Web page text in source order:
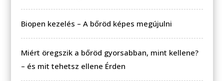
Biopen kezelés – A bőröd képes megújulni
Miért öregszik a bőröd gyorsabban, mint kellene?
– és mit tehetsz ellene Érden